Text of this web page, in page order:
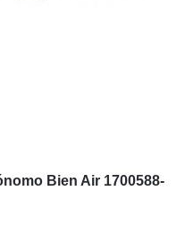
Bien Air 1700588-